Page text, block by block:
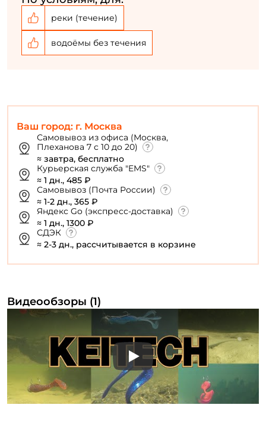
Ваш город: г. Москва
Самовывоз из офиса (Москва,
Плеханова 7 с 10 до 20)
≈ завтра, бесплатно
Курьерская служба "EMS"
≈ 1 дн., 485 ₽
Самовывоз (Почта России)
≈ 1-2 дн., 365 ₽
Яндекс Go (экспресс-доставка)
≈ 1 дн., 1300 ₽
СДЭК
≈ 2-3 дн., рассчитывается в корзине
приманка виброхвост Keitech Swing Impact Fat
выматывается равномерно (с паузами или без них), а
можно осуществлять проводки, используемые для
пассивных силиконовых приманок: рывки,
паузами.
реки (течение)
водоёмы без течения
Видеообзоры (1)
Play